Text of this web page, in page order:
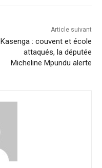
Article suivant
Kasenga : couvent et école
attaqués, la députée
Micheline Mpundu alerte